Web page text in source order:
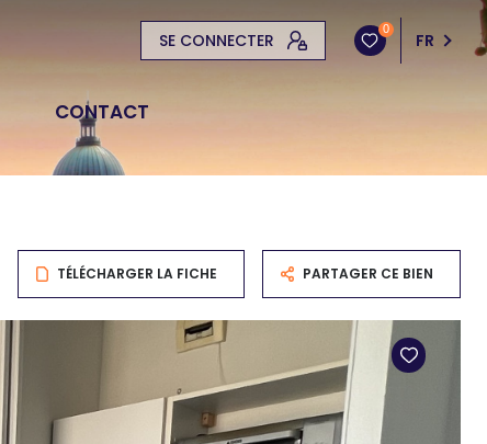
SE CONNECTER
0
FR
CONTACT
TÉLÉCHARGER LA FICHE PARTAGER CE BIEN